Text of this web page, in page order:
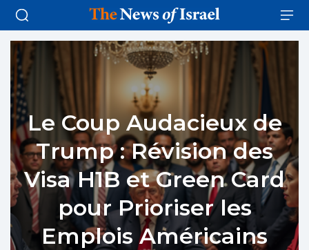
Le Coup Audacieux de
Trump : Révision des
Visa H1B et Green Card
pour Prioriser les
Emplois Américains